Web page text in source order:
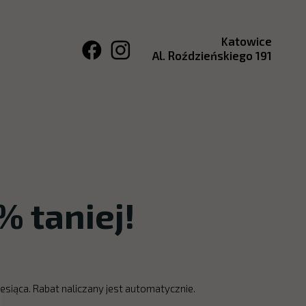
Katowice
Al. Roździeńskiego 191
taniej!
Rabat naliczany jest automatycznie.